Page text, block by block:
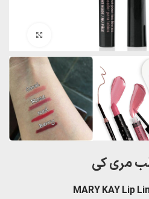
بزرگنمایی تصویر
مری کی
MARY KAY Lip